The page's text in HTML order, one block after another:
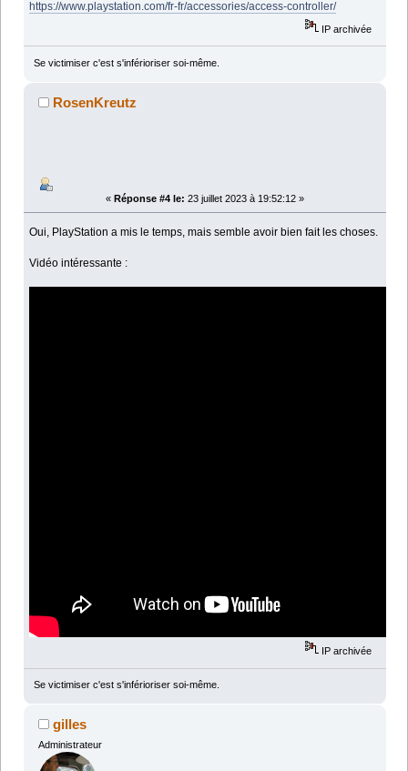
https://www.playstation.com/fr-fr/accessories/access-controller/
IP archivée
Se victimiser c'est s'inférioriser soi-même.
RosenKreutz
« Réponse #4 le: 23 juillet 2023 à 19:52:12 »
Oui, PlayStation a mis le temps, mais semble avoir bien fait les choses.
Vidéo intéressante :
IP archivée
Se victimiser c'est s'inférioriser soi-même.
gilles
Administrateur